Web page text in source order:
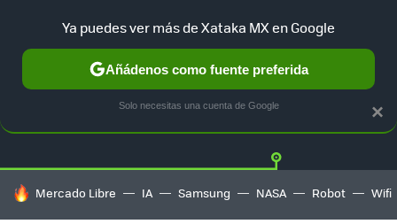
TESLA UBER AUTO ELECTRICO Twitter
HOY SE HABLA DE
Mercado Libre IA Samsung NASA Robot Wifi
×
Ya puedes ver más de Xataka MX en Google
Añádenos como fuente preferida
Solo necesitas una cuenta de Google